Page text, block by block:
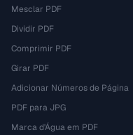
Mesclar PDF
Dividir PDF
Comprimir PDF
Girar PDF
Adicionar Números de Página
PDF para JPG
Marca d'Água em PDF